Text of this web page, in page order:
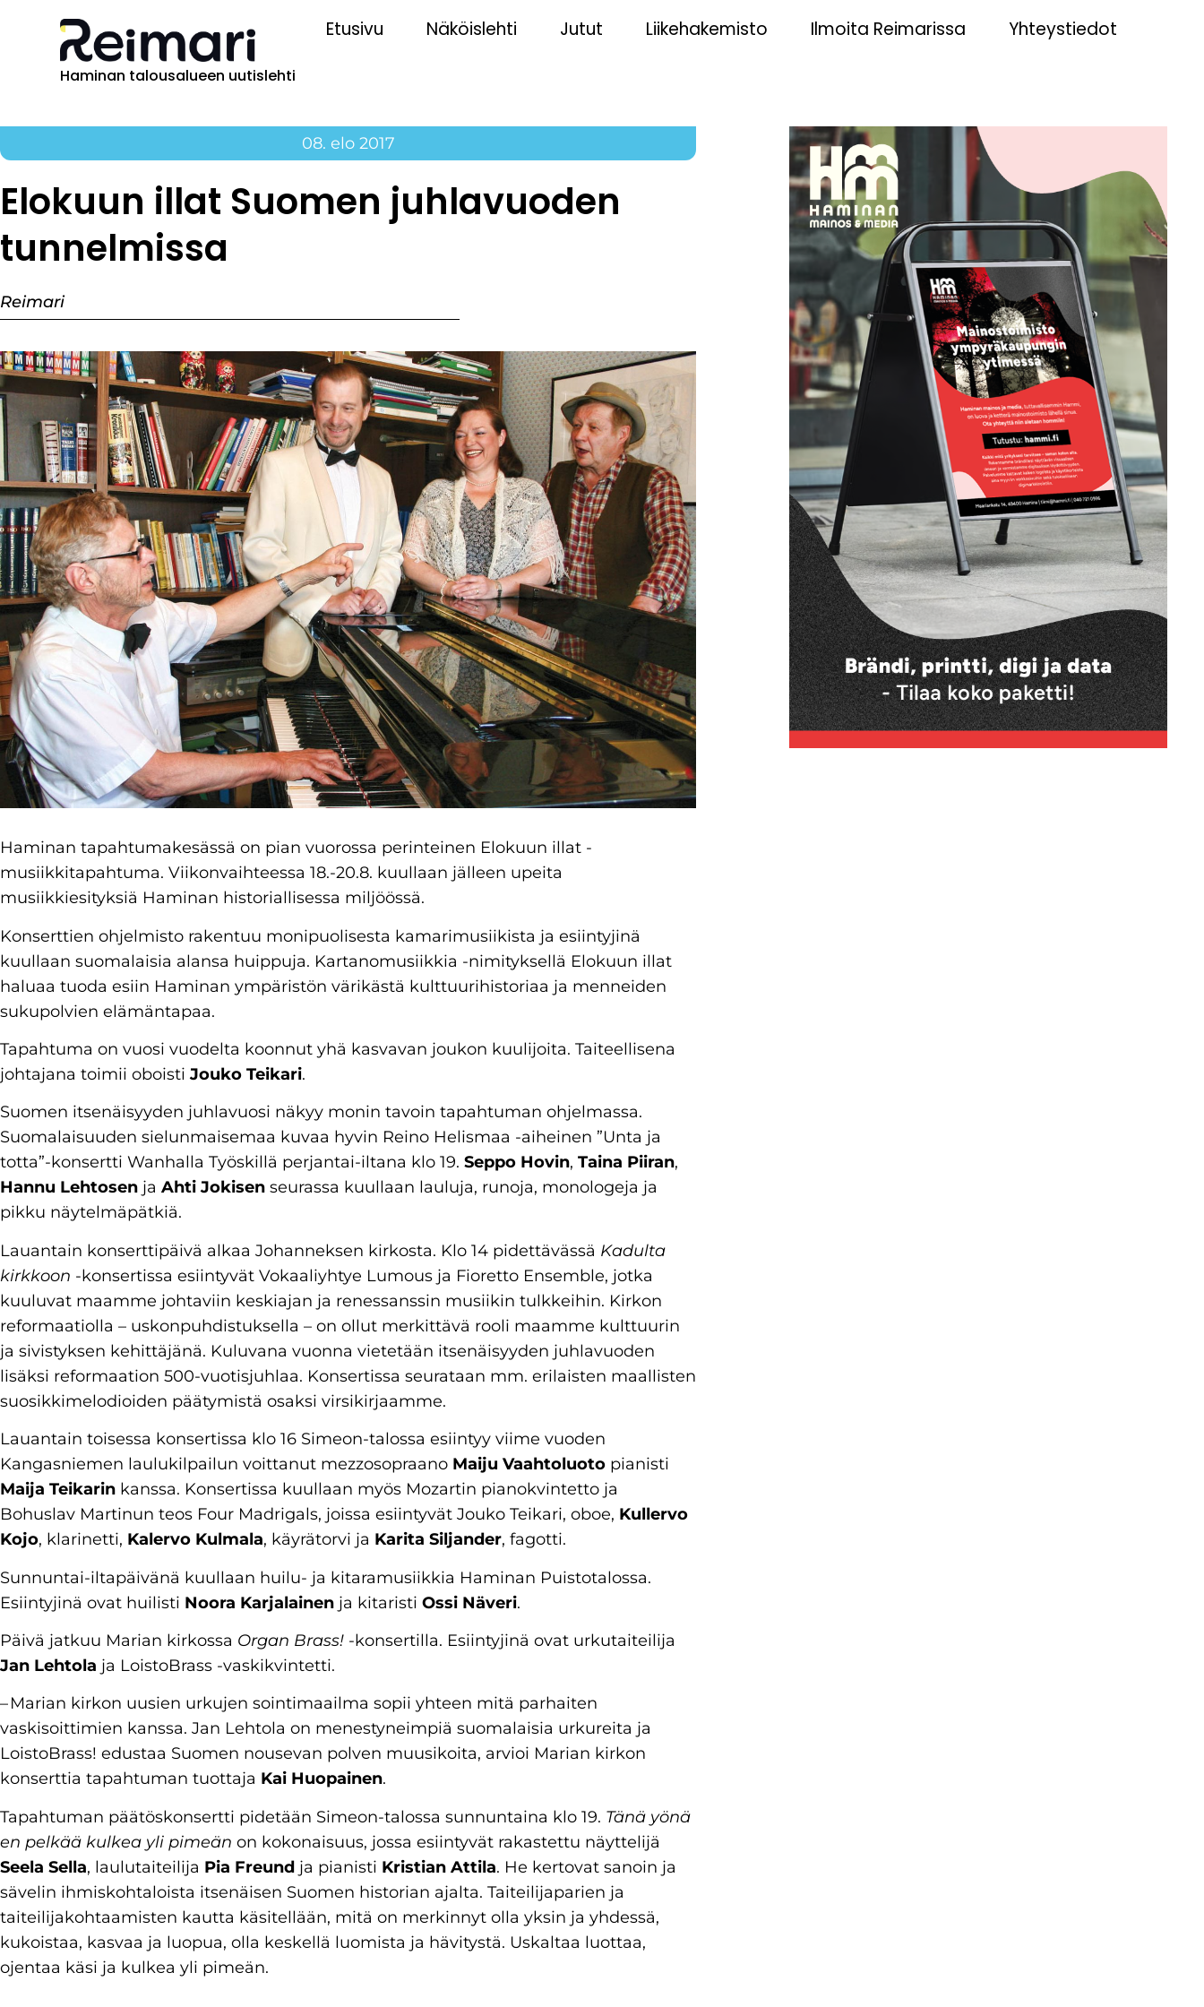
Haminan talousalueen uutislehti
Etusivu Näköislehti Jutut Liikehakemisto Ilmoita Reimarissa Yhteystiedot
08. elo 2017
Elokuun illat Suomen juhlavuoden
tunnelmissa
Reimari
Haminan tapahtumakesässä on pian vuorossa perinteinen Elokuun illat -
musiikkitapahtuma. Viikonvaihteessa 18.-20.8. kuullaan jälleen upeita
musiikkiesityksiä Haminan historiallisessa miljöössä.
Konserttien ohjelmisto rakentuu monipuolisesta kamarimusiikista ja esiintyjinä
kuullaan suomalaisia alansa huippuja. Kartanomusiikkia -nimityksellä Elokuun illat
haluaa tuoda esiin Haminan ympäristön värikästä kulttuurihistoriaa ja menneiden
sukupolvien elämäntapaa.
Tapahtuma on vuosi vuodelta koonnut yhä kasvavan joukon kuulijoita. Taiteellisena
johtajana toimii oboistiJouko Teikari.
Suomen itsenäisyyden juhlavuosi näkyy monin tavoin tapahtuman ohjelmassa.
Suomalaisuuden sielunmaisemaa kuvaa hyvin Reino Helismaa -aiheinen ”Unta ja
totta”-konsertti Wanhalla Työskillä perjantai-iltana klo 19. Seppo Hovin, Taina Piiran,
Hannu Lehtosen ja Ahti Jokisen seurassa kuullaan lauluja, runoja, monologeja ja
pikku näytelmäpätkiä.
Lauantain konserttipäivä alkaa Johanneksen kirkosta. Klo 14 pidettävässä Kadulta
kirkkoon -konsertissa esiintyvät Vokaaliyhtye Lumous ja Fioretto Ensemble, jotka
kuuluvat maamme johtaviin keskiajan ja renessanssin musiikin tulkkeihin. Kirkon
reformaatiolla – uskonpuhdistuksella – on ollut merkittävä rooli maamme kulttuurin
ja sivistyksen kehittäjänä. Kuluvana vuonna vietetään itsenäisyyden juhlavuoden
lisäksi reformaation 500-vuotisjuhlaa. Konsertissa seurataan mm. erilaisten maallisten
suosikkimelodioiden päätymistä osaksi virsikirjaamme.
Lauantain toisessa konsertissa klo 16 Simeon-talossa esiintyy viime vuoden
Kangasniemen laulukilpailun voittanut mezzosopraano Maiju Vaahtoluoto pianisti
Maija Teikarin kanssa. Konsertissa kuullaan myös Mozartin pianokvintetto ja
Bohuslav Martinun teos Four Madrigals, joissa esiintyvät Jouko Teikari, oboe, Kullervo
Kojo, klarinetti, Kalervo Kulmala, käyrätorvi ja Karita Siljander, fagotti.
Sunnuntai-iltapäivänä kuullaan huilu- ja kitaramusiikkia Haminan Puistotalossa.
Esiintyjinä ovat huilisti Noora Karjalainen ja kitaristi Ossi Näveri.
Päivä jatkuu Marian kirkossa Organ Brass! -konsertilla. Esiintyjinä ovat urkutaiteilija
Jan Lehtola ja LoistoBrass -vaskikvintetti.
– Marian kirkon uusien urkujen sointimaailma sopii yhteen mitä parhaiten
vaskisoittimien kanssa. Jan Lehtola on menestyneimpiä suomalaisia urkureita ja
LoistoBrass! edustaa Suomen nousevan polven muusikoita, arvioi Marian kirkon
konserttia tapahtuman tuottaja Kai Huopainen.
Tapahtuman päätöskonsertti pidetään Simeon-talossa sunnuntaina klo 19. Tänä yönä
en pelkää kulkea yli pimeän on kokonaisuus, jossa esiintyvät rakastettu näyttelijä
Seela Sella, laulutaiteilija Pia Freund ja pianisti Kristian Attila. He kertovat sanoin ja
sävelin ihmiskohtaloista itsenäisen Suomen historian ajalta. Taiteilijaparien ja
taiteilijakohtaamisten kautta käsitellään, mitä on merkinnyt olla yksin ja yhdessä,
kukoistaa, kasvaa ja luopua, olla keskellä luomista ja hävitystä. Uskaltaa luottaa,
ojentaa käsi ja kulkea yli pimeän.